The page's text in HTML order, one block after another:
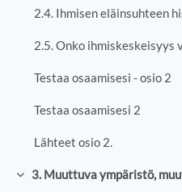
Testaa osaamisesi - osio 2
Testaa osaamisesi 2
Lähteet osio 2.
Tiivistä